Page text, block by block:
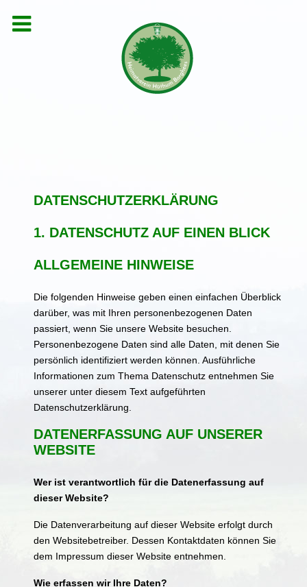
DATENSCHUTZERKLÄRUNG
1. DATENSCHUTZ AUF EINEN BLICK
ALLGEMEINE HINWEISE
Die folgenden Hinweise geben einen einfachen Überblick
darüber, was mit Ihren personenbezogenen Daten
passiert, wenn Sie unsere Website besuchen.
Personenbezogene Daten sind alle Daten, mit denen Sie
persönlich identifiziert werden können. Ausführliche
Informationen zum Thema Datenschutz entnehmen Sie
unserer unter diesem Text aufgeführten
Datenschutzerklärung.
DATENERFASSUNG AUF UNSERER
WEBSITE
Wer ist verantwortlich für die Datenerfassung auf
dieser Website?
Die Datenverarbeitung auf dieser Website erfolgt durch
den Websitebetreiber. Dessen Kontaktdaten können Sie
dem Impressum dieser Website entnehmen.
Wie erfassen wir Ihre Daten?